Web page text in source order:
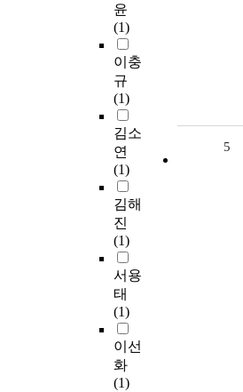
윤
(1)
이충
규
(1)
김소
연
(1)
김해
진
(1)
서용
태
(1)
이선
화
(1)
5